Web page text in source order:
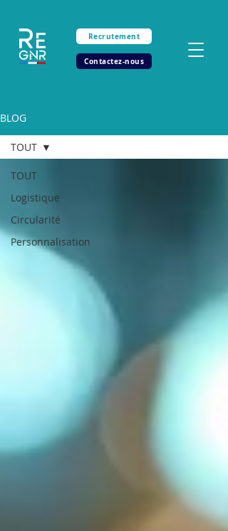
Recrutement
Contactez-nous
BLOG
TOUT
Logistique
Circularité
Personnalisation
TOUT